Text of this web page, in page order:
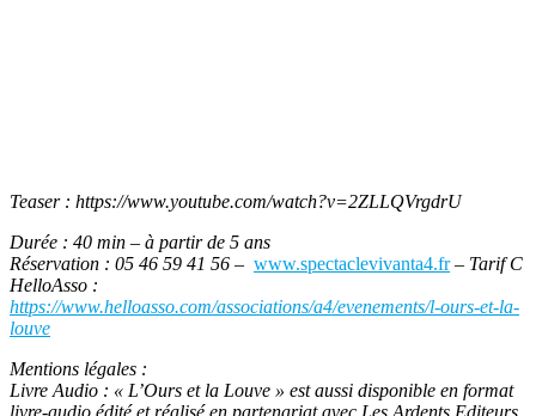
Teaser : https://www.youtube.com/watch?v=2ZLLQVrgdrU
Durée : 40 min – à partir de 5 ans
Réservation : 05 46 59 41 56 – www.spectaclevivanta4.fr– Tarif C
HelloAsso :
https://www.helloasso.com/associations/a4/evenements/l-ours-et-la-
louve
Mentions légales :
Livre Audio : « L’Ours et la Louve » est aussi disponible en format